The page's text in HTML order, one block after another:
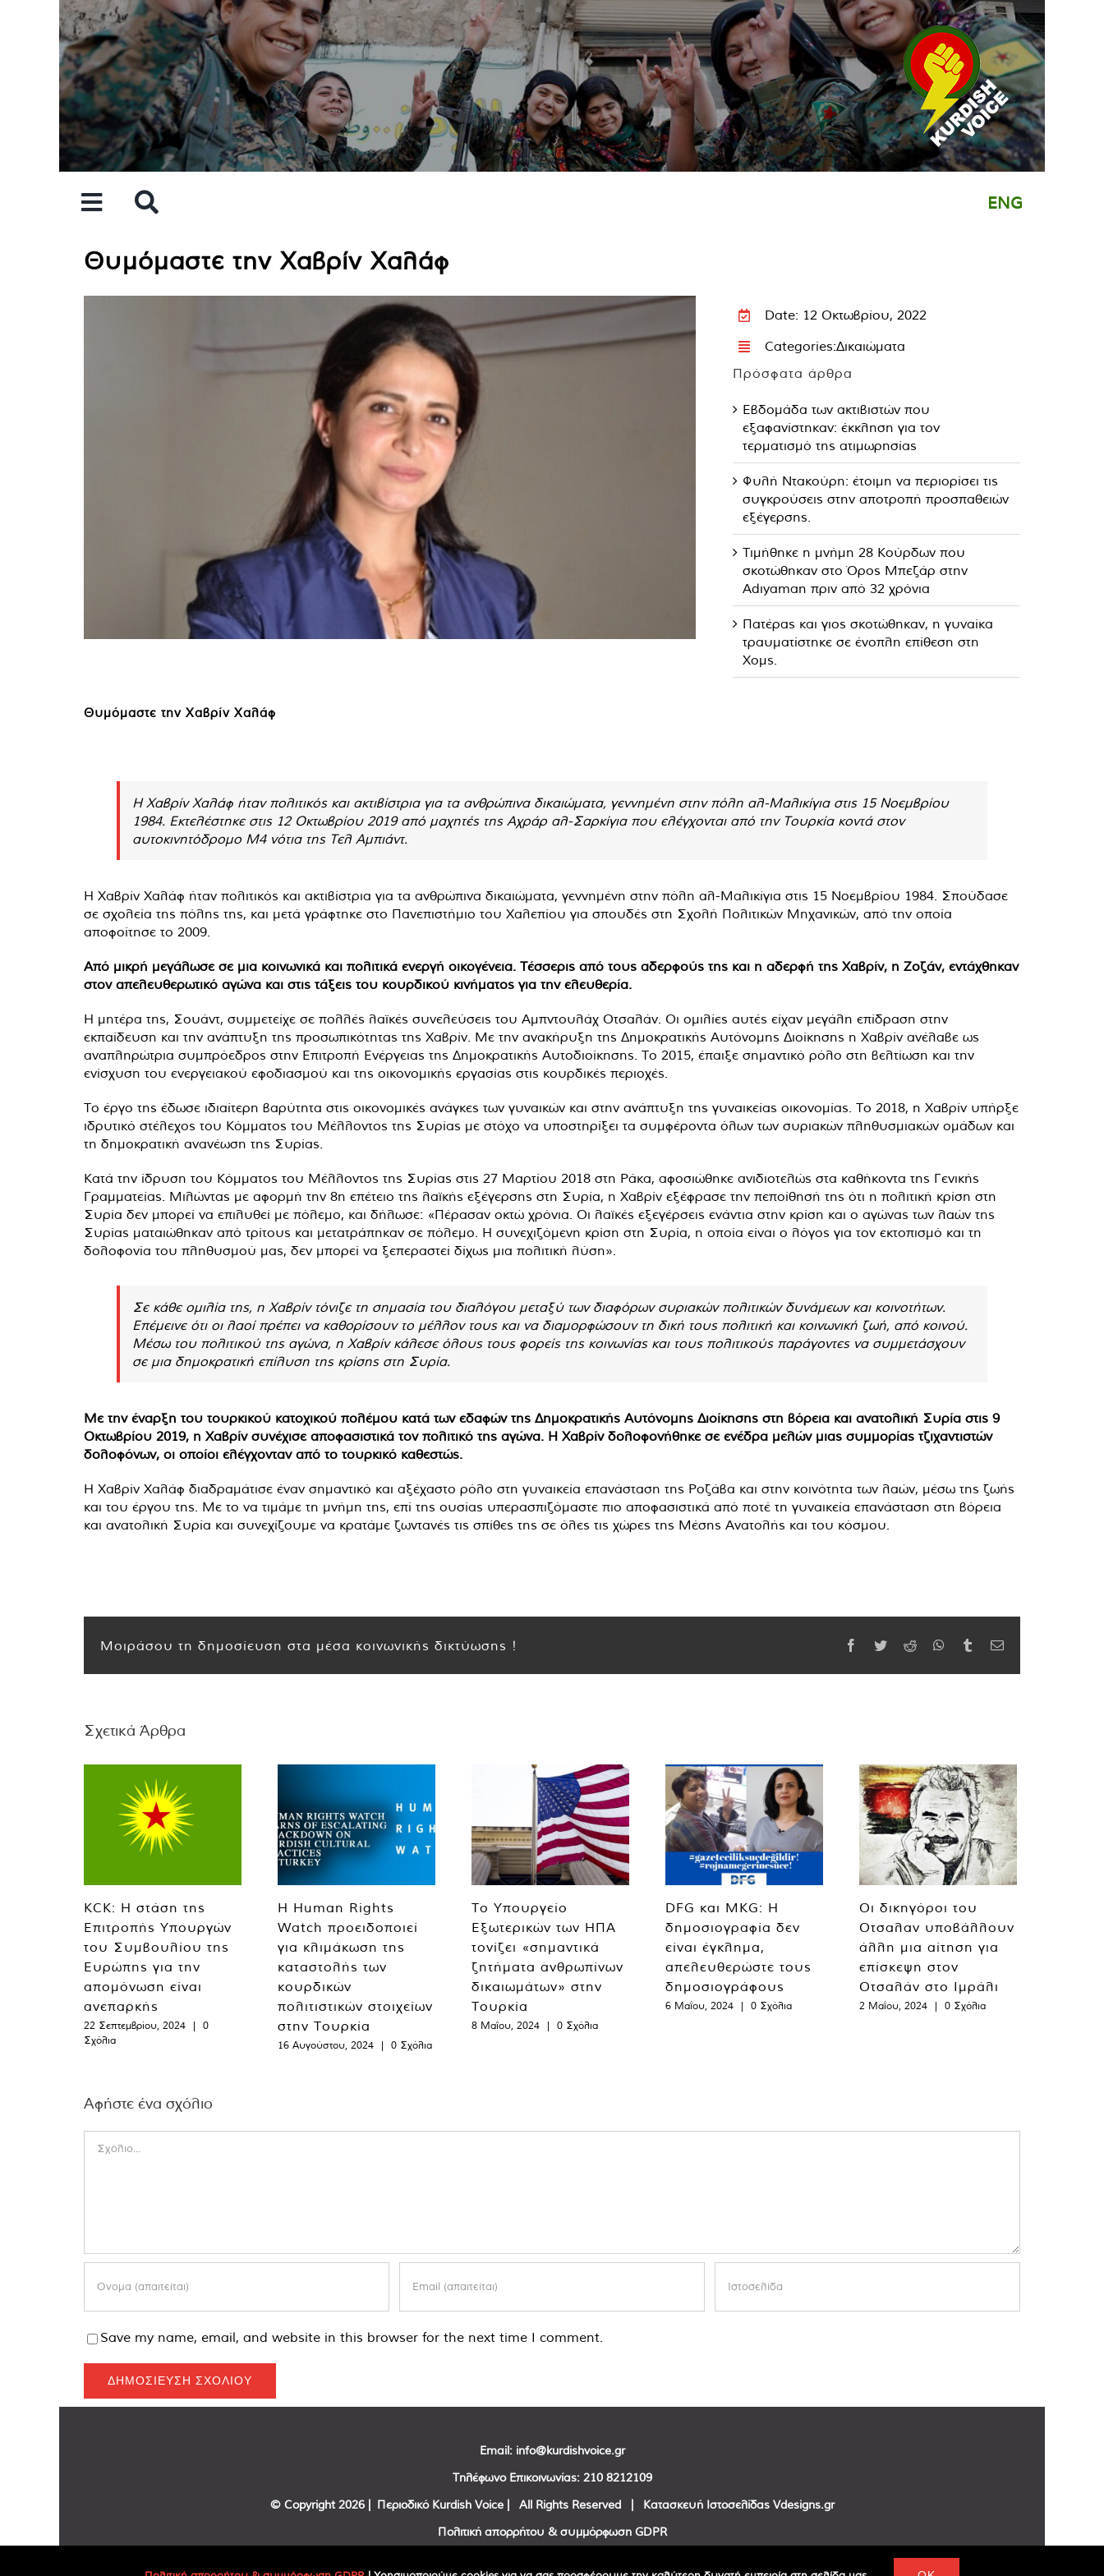
ENG
Θυμόμαστε την Χαβρίν Χαλάφ
Date: 12 Οκτωβρίου, 2022
Categories:Δικαιώματα
Πρόσφατα άρθρα
Εβδομάδα των ακτιβιστών που
εξαφανίστηκαν: έκκληση για τον
τερματισμό της ατιμωρησίας
Φυλή Ντακούρη: έτοιμη να περιορίσει τις
συγκρούσεις στην αποτροπή προσπαθειών
εξέγερσης.
Τιμήθηκε η μνήμη 28 Κούρδων που
σκοτώθηκαν στο Όρος Μπεζάρ στην
Adıyaman πριν από 32 χρόνια
Πατέρας και γιος σκοτώθηκαν, η γυναίκα
τραυματίστηκε σε ένοπλη επίθεση στη
Χομς.
Θυμόμαστε την Χαβρίν Χαλάφ
Η Χαβρίν Χαλάφ ήταν πολιτικός και ακτιβίστρια για τα ανθρώπινα δικαιώματα, γεννημένη στην πόλη αλ-Μαλικίγια στις 15 Νοεμβρίου
1984. Εκτελέστηκε στις 12 Οκτωβρίου 2019 από μαχητές της Αχράρ αλ-Σαρκίγια που ελέγχονται από την Τουρκία κοντά στον
αυτοκινητόδρομο M4 νότια της Τελ Αμπιάντ.
Η Χαβρίν Χαλάφ ήταν πολιτικός και ακτιβίστρια για τα ανθρώπινα δικαιώματα, γεννημένη στην πόλη αλ-Μαλικίγια στις 15 Νοεμβρίου 1984. Σπούδασε
σε σχολεία της πόλης της, και μετά γράφτηκε στο Πανεπιστήμιο του Χαλεπίου για σπουδές στη Σχολή Πολιτικών Μηχανικών, από την οποία
αποφοίτησε το 2009.
Από μικρή μεγάλωσε σε μια κοινωνικά και πολιτικά ενεργή οικογένεια. Τέσσερις από τους αδερφούς της και η αδερφή της Χαβρίν, η Ζοζάν, εντάχθηκαν
στον απελευθερωτικό αγώνα και στις τάξεις του κουρδικού κινήματος για την ελευθερία.
Η μητέρα της, Σουάντ, συμμετείχε σε πολλές λαϊκές συνελεύσεις του Αμπντουλάχ Οτσαλάν. Οι ομιλίες αυτές είχαν μεγάλη επίδραση στην
εκπαίδευση και την ανάπτυξη της προσωπικότητας της Χαβρίν. Με την ανακήρυξη της Δημοκρατικής Αυτόνομης Διοίκησης η Χαβρίν ανέλαβε ως
αναπληρώτρια συμπρόεδρος στην Επιτροπή Ενέργειας της Δημοκρατικής Αυτοδιοίκησης. Το 2015, έπαιξε σημαντικό ρόλο στη βελτίωση και την
ενίσχυση του ενεργειακού εφοδιασμού και της οικονομικής εργασίας στις κουρδικές περιοχές.
Το έργο της έδωσε ιδιαίτερη βαρύτητα στις οικονομικές ανάγκες των γυναικών και στην ανάπτυξη της γυναικείας οικονομίας. Το 2018, η Χαβρίν υπήρξε
ιδρυτικό στέλεχος του Κόμματος του Μέλλοντος της Συρίας με στόχο να υποστηρίξει τα συμφέροντα όλων των συριακών πληθυσμιακών ομάδων και
τη δημοκρατική ανανέωση της Συρίας.
Κατά την ίδρυση του Κόμματος του Μέλλοντος της Συρίας στις 27 Μαρτίου 2018 στη Ράκα, αφοσιώθηκε ανιδιοτελώς στα καθήκοντα της Γενικής
Γραμματείας. Μιλώντας με αφορμή την 8η επέτειο της λαϊκής εξέγερσης στη Συρία, η Χαβρίν εξέφρασε την πεποίθησή της ότι η πολιτική κρίση στη
Συρία δεν μπορεί να επιλυθεί με πόλεμο, και δήλωσε: «Πέρασαν οκτώ χρόνια. Οι λαϊκές εξεγέρσεις ενάντια στην κρίση και ο αγώνας των λαών της
Συρίας ματαιώθηκαν από τρίτους και μετατράπηκαν σε πόλεμο. Η συνεχιζόμενη κρίση στη Συρία, η οποία είναι ο λόγος για τον εκτοπισμό και τη
δολοφονία του πληθυσμού μας, δεν μπορεί να ξεπεραστεί δίχως μια πολιτική λύση».
Σε κάθε ομιλία της, η Χαβρίν τόνιζε τη σημασία του διαλόγου μεταξύ των διαφόρων συριακών πολιτικών δυνάμεων και κοινοτήτων.
Επέμεινε ότι οι λαοί πρέπει να καθορίσουν το μέλλον τους και να διαμορφώσουν τη δική τους πολιτική και κοινωνική ζωή, από κοινού.
Μέσω του πολιτικού της αγώνα, η Χαβρίν κάλεσε όλους τους φορείς της κοινωνίας και τους πολιτικούς παράγοντες να συμμετάσχουν
σε μια δημοκρατική επίλυση της κρίσης στη Συρία.
Με την έναρξη του τουρκικού κατοχικού πολέμου κατά των εδαφών της Δημοκρατικής Αυτόνομης Διοίκησης στη βόρεια και ανατολική Συρία στις 9
Οκτωβρίου 2019, η Χαβρίν συνέχισε αποφασιστικά τον πολιτικό της αγώνα. Η Χαβρίν δολοφονήθηκε σε ενέδρα μελών μιας συμμορίας τζιχαντιστών
δολοφόνων, οι οποίοι ελέγχονταν από το τουρκικό καθεστώς.
Η Χαβρίν Χαλάφ διαδραμάτισε έναν σημαντικό και αξέχαστο ρόλο στη γυναικεία επανάσταση της Ροζάβα και στην κοινότητα των λαών, μέσω της ζωής
και του έργου της. Με το να τιμάμε τη μνήμη της, επί της ουσίας υπερασπιζόμαστε πιο αποφασιστικά από ποτέ τη γυναικεία επανάσταση στη βόρεια
και ανατολική Συρία και συνεχίζουμε να κρατάμε ζωντανές τις σπίθες της σε όλες τις χώρες της Μέσης Ανατολής και του κόσμου.
Μοιράσου τη δημοσίευση στα μέσα κοινωνικής δικτύωσης ! Facebook
TwitterReddit WhatsApp
TumblrEmail
Σχετικά Άρθρα
KCK: Η στάση της
Επιτροπής Υπουργών
του Συμβουλίου της
Ευρώπης για την
απομόνωση είναι
ανεπαρκής
22 Σεπτεμβρίου, 2024 |
0
Σχόλια
Η Human Rights
Watch προειδοποιεί
για κλιμάκωση της
καταστολής των
κουρδικών
πολιτιστικών στοιχείων
στην Τουρκία
16 Αυγούστου, 2024 | 0 Σχόλια
Το Υπουργείο
Εξωτερικών των ΗΠΑ
τονίζει «σημαντικά
ζητήματα ανθρωπίνων
δικαιωμάτων» στην
Τουρκία
8 Μαΐου, 2024 | 0 Σχόλια
DFG και MKG: Η
δημοσιογραφία δεν
είναι έγκλημα,
απελευθερώστε τους
δημοσιογράφους
6 Μαΐου, 2024 | 0 Σχόλια
Οι δικηγόροι του
Οτσαλαν υποβάλλουν
άλλη μια αίτηση για
επίσκεψη στον
Οτσαλάν στο Ιμράλι
2 Μαΐου, 2024 | 0 Σχόλια
Αφήστε ένα σχόλιο
Save my name, email, and website in this browser for the next time I comment.
Email: info@kurdishvoice.gr
Τηλέφωνο Επικοινωνίας: 210 8212109
© Copyright 2026 | Περιοδικό Kurdish Voice | All Rights Reserved | Κατασκευή Ιστοσελίδας Vdesigns.gr
Πολιτική απορρήτου & συμμόρφωση GDPR